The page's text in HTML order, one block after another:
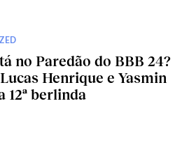
no Paredão do BBB 24?
Henrique e Yasmin
12ª berlinda